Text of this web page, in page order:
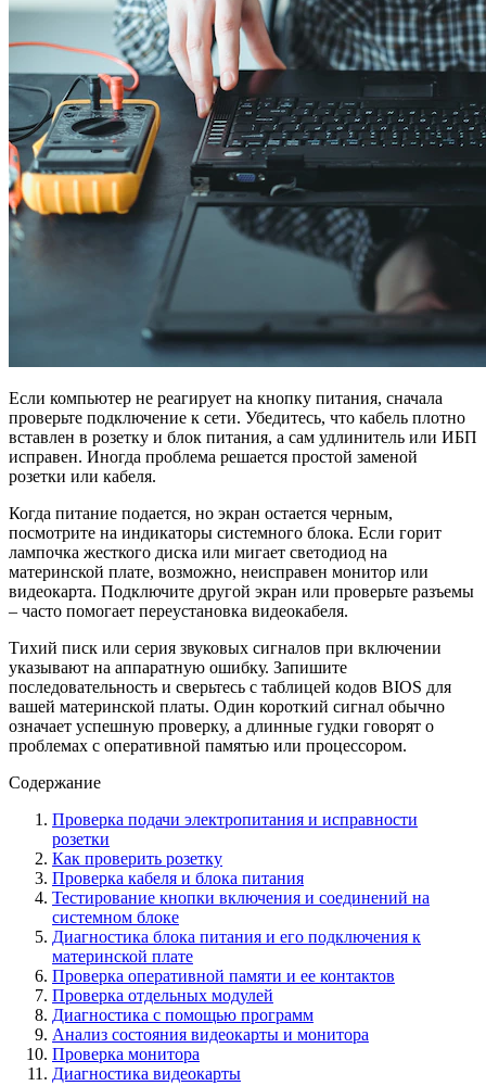
Если компьютер не реагирует на кнопку питания, сначала
проверьте подключение к сети. Убедитесь, что кабель плотно
вставлен в розетку и блок питания, а сам удлинитель или ИБП
исправен. Иногда проблема решается простой заменой
розетки или кабеля.
Когда питание подается, но экран остается черным,
посмотрите на индикаторы системного блока. Если горит
лампочка жесткого диска или мигает светодиод на
материнской плате, возможно, неисправен монитор или
видеокарта. Подключите другой экран или проверьте разъемы
– часто помогает переустановка видеокабеля.
Тихий писк или серия звуковых сигналов при включении
указывают на аппаратную ошибку. Запишите
последовательность и сверьтесь с таблицей кодов BIOS для
вашей материнской платы. Один короткий сигнал обычно
означает успешную проверку, а длинные гудки говорят о
проблемах с оперативной памятью или процессором.
Содержание
Проверка подачи электропитания и исправности
розетки
Как проверить розетку
Проверка кабеля и блока питания
Тестирование кнопки включения и соединений на
системном блоке
Диагностика блока питания и его подключения к
материнской плате
Проверка оперативной памяти и ее контактов
Проверка отдельных модулей
Диагностика с помощью программ
Анализ состояния видеокарты и монитора
Проверка монитора
Диагностика видеокарты